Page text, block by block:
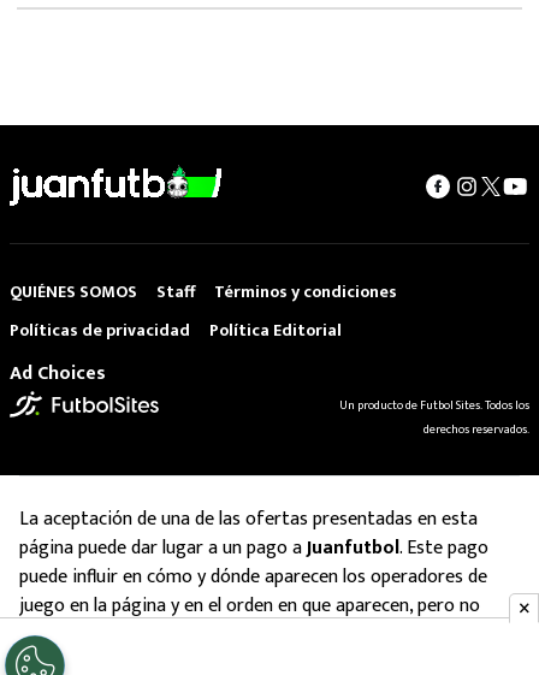
QUIÉNES SOMOS Staff
Términos y condiciones
Políticas de privacidad
Política Editorial
Ad Choices
Un producto de Futbol Sites. Todos los
derechos reservados.
La aceptación de una de las ofertas presentadas en esta
página puede dar lugar a un pago aJuanfutbol. Este pago
puede influir en cómo y dónde aparecen los operadores de
juego en la página y en el orden en que aparecen, pero no
influye en nuestras evaluaciones.